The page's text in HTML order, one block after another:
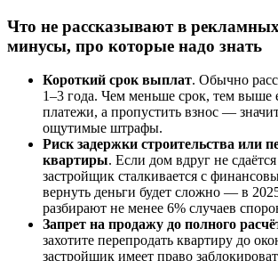
Что не рассказывают в
минусы, про которые надо знать
Короткий срок выплат. Обычно
1–3 года. Чем меньше срок, тем выше
платежи, а пропустить взнос —
ощутимые штрафы.
Риск задержки строительства или
квартиры. Если дом вдруг не
застройщик сталкивается с
вернуть деньги будет сложно — в
разбирают не менее 6% случаев
Запрет на продажу до полного
захотите перепродать квартиру до
застройщик имеет право